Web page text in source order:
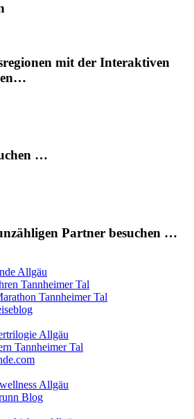
mit der Interaktiven
…
Partner besuchen …
Allgäu
Tannheimer Tal
Tannheimer Tal
Allgäu
Tannheimer Tal
Allgäu
Blog